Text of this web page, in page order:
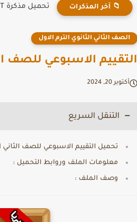
📁 آخر المذكرات تحميل مذكرة ICT رابعة ابتدائي ترم أول 2026 PDF
الصف الثاني الثانوي الترم الاول
التقييم الاسبوعي للصف
أكتوبر 20, 2024
التنقل السريع
تحميل التقييم الاسبوعي للصف
معلومات الملف وروابط التحميل :
وصف الملف :